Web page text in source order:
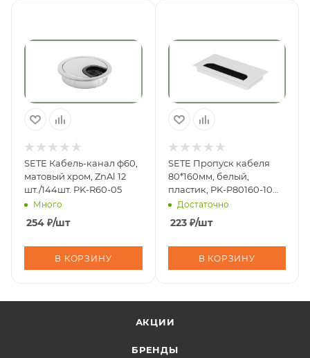
SETE Кабель-канал ф60,
матовый хром, ZnAl 12
шт./144шт. PK-R60-05
Много
254 ₽/шт
В КОРЗИНУ
SETE Пропуск кабеля
80*160мм, белый,
пластик, PK-P80160-10
(50шт/300шт)
Достаточно
223₽/шт
В КОРЗИНУ
АКЦИИ
БРЕНДЫ